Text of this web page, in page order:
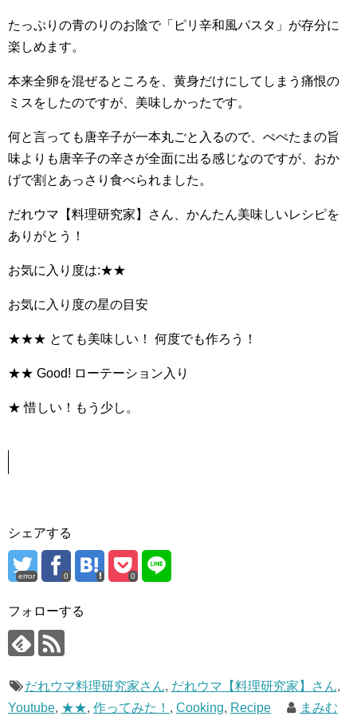
たっぷりの青のりのお陰で「ピリ辛和風パスタ」が存分に
楽しめます。
本来全卵を混ぜるところを、黄身だけにしてしまう痛恨の
ミスをしたのですが、美味しかったです。
何と言っても唐辛子が一本丸ごと入るので、ぺぺたまの旨
味よりも唐辛子の辛さが全面に出る感じなのですが、おか
げで割とあっさり食べられました。
だれウマ【料理研究家】さん、かんたん美味しいレシピを
ありがとう！
お気に入り度は:★★
お気に入り度の星の目安
★★★ とても美味しい！ 何度でも作ろう！
★★ Good! ローテーション入り
★ 惜しい！もう少し。
シェアする
error 0 0
フォローする
だれウマ料理研究家さん, だれウマ【料理研究家】さん,
Youtube, ★★, 作ってみた！ , Cooking, Recipe まみむ